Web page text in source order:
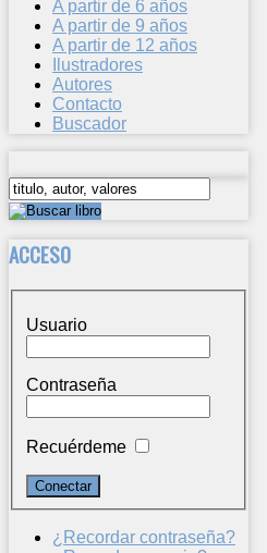
A partir de 6 años
A partir de 9 años
A partir de 12 años
Ilustradores
Autores
Contacto
Buscador
ACCESO
Usuario
Contraseña
Recuérdeme
¿Recordar contraseña?